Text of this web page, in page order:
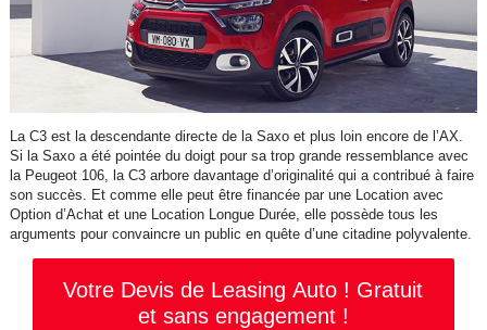
La C3 est la descendante directe de la Saxo et plus loin encore de l’AX.
Si la Saxo a été pointée du doigt pour sa trop grande ressemblance avec
la Peugeot 106, la C3 arbore davantage d’originalité qui a contribué à faire
son succès. Et comme elle peut être financée par une Location avec
Option d’Achat et une Location Longue Durée, elle possède tous les
arguments pour convaincre un public en quête d’une citadine polyvalente.
Votre Devis de Leasing Auto ! Gratuit
et sans engagement !